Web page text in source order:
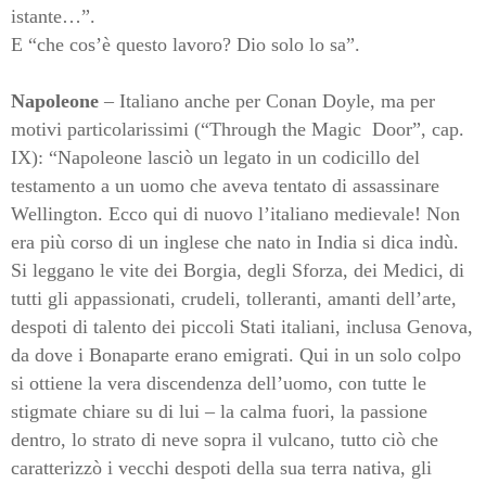
istante…”.
E “che cos’è questo lavoro? Dio solo lo sa”.
Napoleone – Italiano anche per Conan Doyle, ma per
motivi particolarissimi (“Through the Magic Door”, cap.
IX): “Napoleone lasciò un legato in un codicillo del
testamento a un uomo che aveva tentato di assassinare
Wellington. Ecco qui di nuovo l’italiano medievale! Non
era più corso di un inglese che nato in India si dica indù.
Si leggano le vite dei Borgia, degli Sforza, dei Medici, di
tutti gli appassionati, crudeli, tolleranti, amanti dell’arte,
despoti di talento dei piccoli Stati italiani, inclusa Genova,
da dove i Bonaparte erano emigrati. Qui in un solo colpo
si ottiene la vera discendenza dell’uomo, con tutte le
stigmate chiare su di lui – la calma fuori, la passione
dentro, lo strato di neve sopra il vulcano, tutto ciò che
caratterizzò i vecchi despoti della sua terra nativa, gli